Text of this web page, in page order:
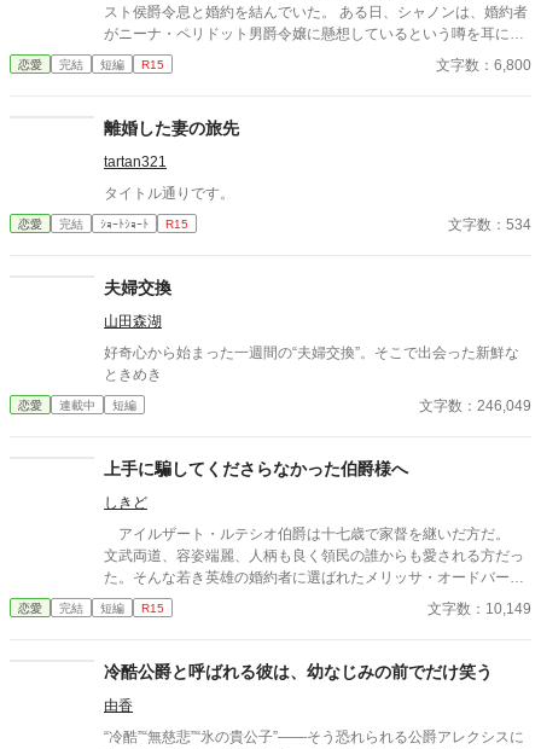
スト侯爵令息と婚約を結んでいた。 ある日、シャノンは、婚約者
がニーナ・ペリドット男爵令嬢に懸想しているという噂を耳にす
る。 シャノンは断罪を回避するため、リュカとの婚約を円満に解
消しようとするが――。 ※ エブリスタに習作として掲載したもの
恋愛 完結 短編 R15 文字数：6,800
離婚した妻の旅先
tartan321
タイトル通りです。
恋愛 完結 ｼｮｰﾄｼｮｰﾄ R15 文字数：534
夫婦交換
山田森湖
好奇心から始まった一週間の“夫婦交換”。そこで出会った新鮮な
ときめき
恋愛 連載中 短編 文字数：246,049
上手に騙してくださらなかった伯爵様へ
しきど
アイルザート・ルテシオ伯爵は十七歳で家督を継いだ方だ。
文武両道、容姿端麗、人柄も良く領民の誰からも愛される方だっ
た。そんな若き英雄の婚約者に選ばれたメリッサ・オードバーン
子爵令嬢は、自身を果報者と信じて疑っていなかった。 彼が屋
敷のメイドと関係を持っていると知る事になる、その時までは。
るつもりだった。分かっていてそれでも、許せなかった。 メリ
ッサにとってアイルザートは、本心から愛した人だったから。
恋愛 完結 短編 R15 文字数：10,149
冷酷公爵と呼ばれる彼は、幼なじみの前でだけ笑う
由香
“冷酷”“無慈悲”“氷の貴公子”――そう恐れられる公爵アレクシスに